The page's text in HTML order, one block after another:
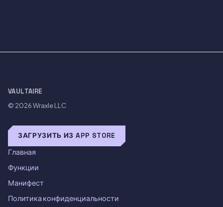
VAULTAIRE
© 2026Wraxle LLC
ЗАГРУЗИТЬ ИЗ APP STORE
Главная
Функции
Манифест
Политика конфиденциальности